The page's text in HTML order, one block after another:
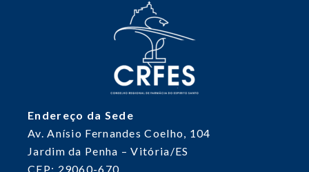
Endereço da Sede
Av. Anísio Fernandes Coelho, 104
Jardim da Penha – Vitória/ES
CEP: 29060-670